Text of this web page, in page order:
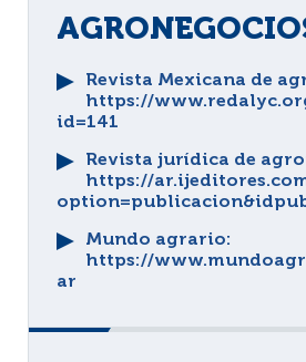
Revista Mexicana de
https://
id=141
Revista jurídica de
https://
Mundo agrario:
https://
ar